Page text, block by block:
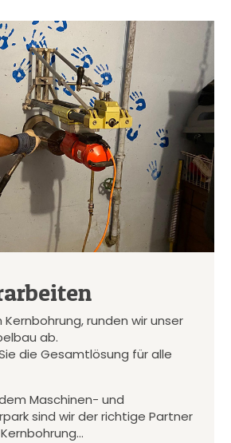
runden wir unser
ab.
die Gesamtlösung für alle
Maschinen- und
sind wir der richtige Partner